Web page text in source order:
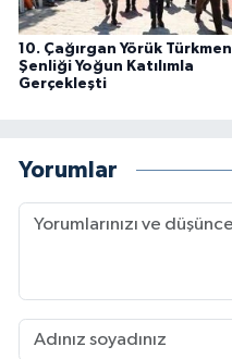
10. Çağırgan Yörük Türkmen
Şenliği Yoğun Katılımla
Gerçekleşti
Yorumlar